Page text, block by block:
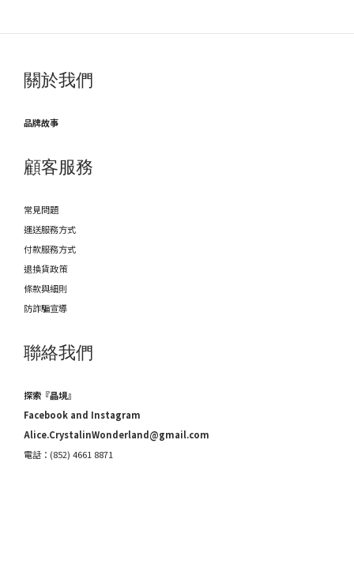
關於我們
品牌故事
顧客服務
常見問題
運送服務方式
付款服務方式
退換貨政策
條款與細則
防詐騙宣導
聯絡我們
探索『晶境』
Facebook and Instagram
Alice.CrystalinWonderland@gmail.com
電話：(852) 4661 8871